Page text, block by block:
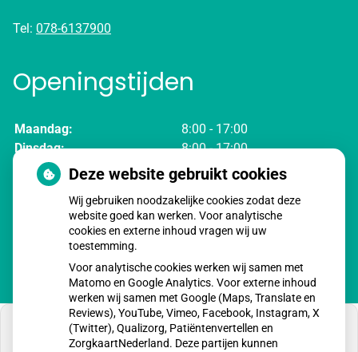
Tel: 078-6137900
Openingstijden
Maandag:
8:00 - 17:00
Dinsdag:
8:00 - 17:00
Woensdag:
8:00 - 17:00
Donderdag:
8:00 - 17:00
Deze website gebruikt cookies
Wij gebruiken noodzakelijke cookies zodat deze
website goed kan werken. Voor analytische
cookies en externe inhoud vragen wij uw
toestemming.
Voor analytische cookies werken wij samen met
Matomo en Google Analytics. Voor externe inhoud
werken wij samen met Google (Maps, Translate en
Reviews), YouTube, Vimeo, Facebook, Instagram, X
(Twitter), Qualizorg, Patiëntenvertellen en
ZorgkaartNederland. Deze partijen kunnen